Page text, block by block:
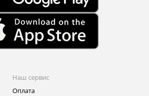
Наш сервис
Оплата